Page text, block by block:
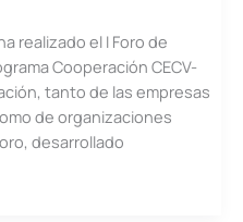
realizado el I Foro de
Cooperación CECV-
tanto de las empresas
de organizaciones
desarrollado